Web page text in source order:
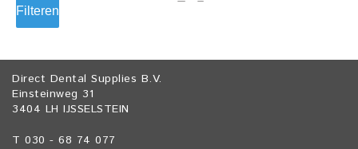
Filteren
Direct Dental Supplies B.V.
Einsteinweg 31
3404 LH IJSSELSTEIN
T 030 - 68 74 077